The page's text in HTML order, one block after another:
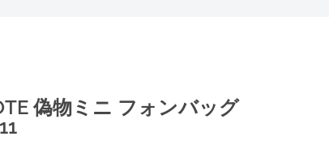
偽物ミニ フォンバッグ